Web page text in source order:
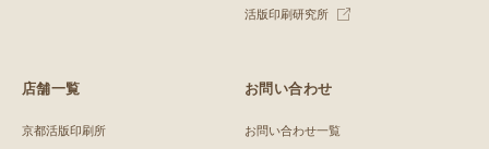
活版印刷研究所
店舗一覧
京都活版印刷所
お問い合わせ
お問い合わせ一覧